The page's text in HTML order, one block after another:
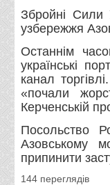
Збройні Сили
узбережжя
Останнім
українські
канал
«почали
Керченській
Посольство
Азовському
припинити
144 переглядів